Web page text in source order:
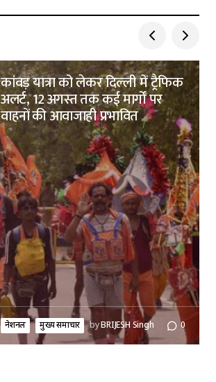
कांवड़ यात्रा को लेकर दिल्ली में ट्रैफिक
अलर्ट, 12 अगस्त तक कई मार्गों पर
वाहनों की आवाजाही प्रभावित
नेशनल मुख्य समाचार byBRIJESH Singh 0